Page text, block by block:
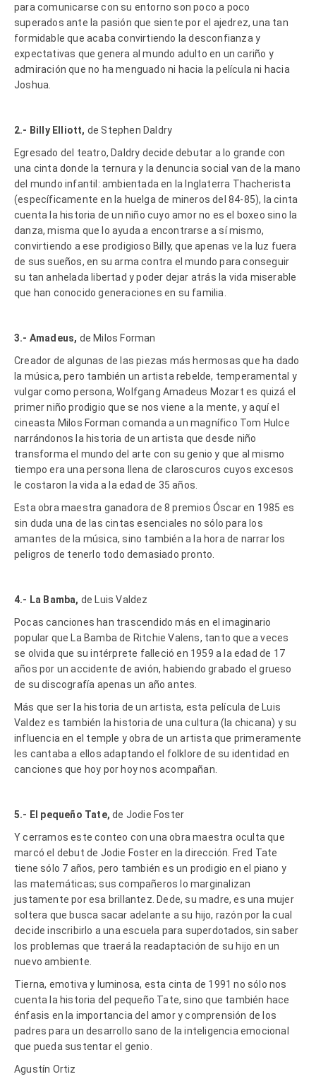
para comunicarse con su entorno son poco a poco
superados ante la pasión que siente por el ajedrez, una tan
formidable que acaba convirtiendo la desconfianza y
expectativas que genera al mundo adulto en un cariño y
admiración que no ha menguado ni hacia la película ni hacia
Joshua.
2.- Billy Elliott, de Stephen Daldry
Egresado del teatro, Daldry decide debutar a lo grande con
una cinta donde la ternura y la denuncia social van de la mano
del mundo infantil: ambientada en la Inglaterra Thacherista
(específicamente en la huelga de mineros del 84-85), la cinta
cuenta la historia de un niño cuyo amor no es el boxeo sino la
danza, misma que lo ayuda a encontrarse a sí mismo,
convirtiendo a ese prodigioso Billy, que apenas ve la luz fuera
de sus sueños, en su arma contra el mundo para conseguir
su tan anhelada libertad y poder dejar atrás la vida miserable
que han conocido generaciones en su familia.
3.- Amadeus, de Milos Forman
Creador de algunas de las piezas más hermosas que ha dado
la música, pero también un artista rebelde, temperamental y
vulgar como persona, Wolfgang Amadeus Mozart es quizá el
primer niño prodigio que se nos viene a la mente, y aquí el
cineasta Milos Forman comanda a un magnífico Tom Hulce
narrándonos la historia de un artista que desde niño
transforma el mundo del arte con su genio y que al mismo
tiempo era una persona llena de claroscuros cuyos excesos
le costaron la vida a la edad de 35 años.
Esta obra maestra ganadora de 8 premios Óscar en 1985 es
sin duda una de las cintas esenciales no sólo para los
amantes de la música, sino también a la hora de narrar los
peligros de tenerlo todo demasiado pronto.
4.- La Bamba, de Luis Valdez
Pocas canciones han trascendido más en el imaginario
popular que La Bamba de Ritchie Valens, tanto que a veces
se olvida que su intérprete falleció en 1959 a la edad de 17
años por un accidente de avión, habiendo grabado el grueso
de su discografía apenas un año antes.
Más que ser la historia de un artista, esta película de Luis
Valdez es también la historia de una cultura (la chicana) y su
influencia en el temple y obra de un artista que primeramente
les cantaba a ellos adaptando el folklore de su identidad en
canciones que hoy por hoy nos acompañan.
5.- El pequeño Tate,de Jodie Foster
Y cerramos este conteo con una obra maestra oculta que
marcó el debut de Jodie Foster en la dirección. Fred Tate
tiene sólo 7 años, pero también es un prodigio en el piano y
las matemáticas; sus compañeros lo marginalizan
justamente por esa brillantez. Dede, su madre, es una mujer
soltera que busca sacar adelante a su hijo, razón por la cual
decide inscribirlo a una escuela para superdotados, sin saber
los problemas que traerá la readaptación de su hijo en un
nuevo ambiente.
Tierna, emotiva y luminosa, esta cinta de 1991 no sólo nos
cuenta la historia del pequeño Tate, sino que también hace
énfasis en la importancia del amor y comprensión de los
padres para un desarrollo sano de la inteligencia emocional
que pueda sustentar el genio.
Agustín Ortiz